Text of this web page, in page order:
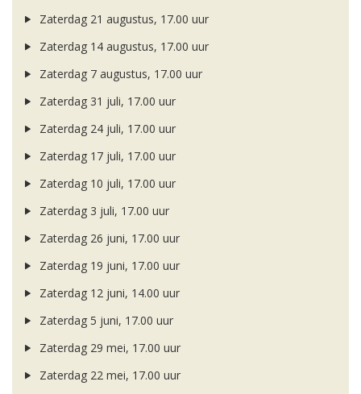
Zaterdag 21 augustus, 17.00 uur
Zaterdag 14 augustus, 17.00 uur
Zaterdag 7 augustus, 17.00 uur
Zaterdag 31 juli, 17.00 uur
Zaterdag 24 juli, 17.00 uur
Zaterdag 17 juli, 17.00 uur
Zaterdag 10 juli, 17.00 uur
Zaterdag 3 juli, 17.00 uur
Zaterdag 26 juni, 17.00 uur
Zaterdag 19 juni, 17.00 uur
Zaterdag 12 juni, 14.00 uur
Zaterdag 5 juni, 17.00 uur
Zaterdag 29 mei, 17.00 uur
Zaterdag 22 mei, 17.00 uur